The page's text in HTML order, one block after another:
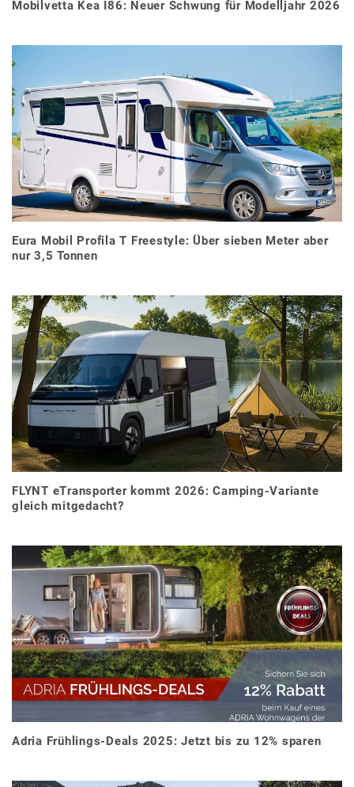
Mobilvetta Kea I86: Neuer Schwung für Modelljahr 2026
Eura Mobil Profila T Freestyle: Über sieben Meter aber
nur 3,5 Tonnen
FLYNT eTransporter kommt 2026: Camping-Variante
gleich mitgedacht?
Adria Frühlings-Deals 2025: Jetzt bis zu 12% sparen